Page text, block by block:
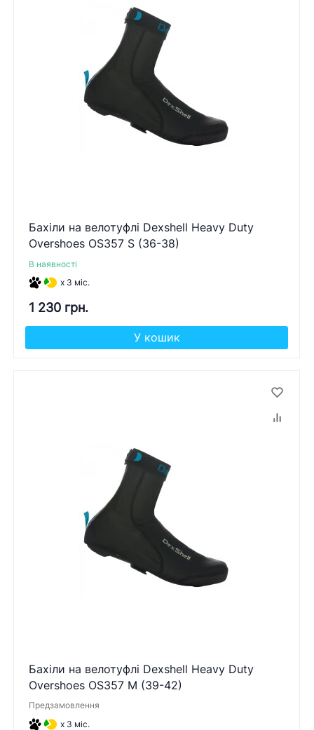
Бахіли на велотуфлі Dexshell Heavy Duty
Overshoes OS357 S (36-38)
В наявності
x 3 міс.
1 230 грн.
У кошик
Бахіли на велотуфлі Dexshell Heavy Duty
Overshoes OS357 M (39-42)
Предзамовлення
x 3 міс.